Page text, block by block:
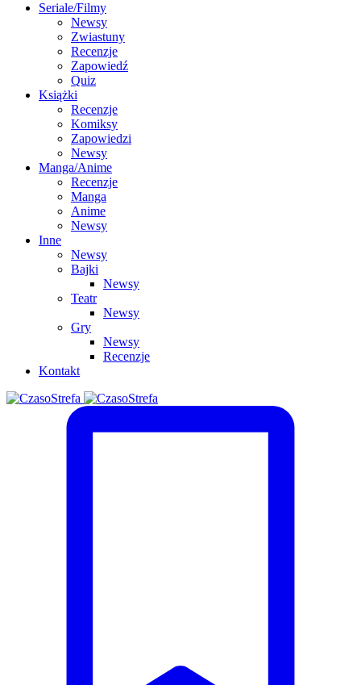
Seriale/Filmy
Newsy
Zwiastuny
Recenzje
Zapowiedź
Quiz
Książki
Recenzje
Komiksy
Zapowiedzi
Newsy
Manga/Anime
Recenzje
Manga
Anime
Newsy
Inne
Newsy
Bajki
Newsy
Teatr
Newsy
Gry
Newsy
Recenzje
Kontakt